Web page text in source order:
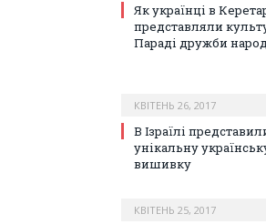
Як українці в
представляли
Параді дружби
КВІТЕНЬ 26, 2017
В Ізраїлі
унікальну
вишивку
КВІТЕНЬ 25, 2017